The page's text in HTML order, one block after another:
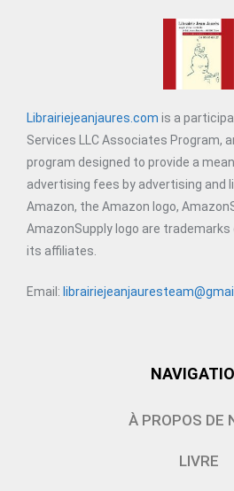
Librairiejeanjaures.com is a
Services LLC Associates Program,
program designed to provide a
advertising fees by advertising and
Amazon, the Amazon logo,
AmazonSupply logo are
its affiliates.
Email:
À PROPOS DE
LIVRE